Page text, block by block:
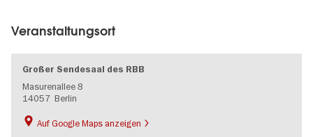
Veranstaltungsort
Großer Sendesaal des RBB
Masurenallee 8
14057 Berlin
Auf Google Maps anzeigen